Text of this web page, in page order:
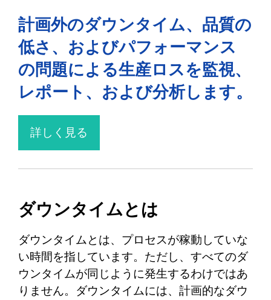
計画外のダウンタイム、品質の
低さ、およびパフォーマンス
の問題による生産ロスを監視、
レポート、および分析します。
詳しく見る
ダウンタイムとは
ダウンタイムとは、プロセスが稼動していな
い時間を指しています。ただし、すべてのダ
ウンタイムが同じように発生するわけではあ
りません。ダウンタイムには、計画的なダウ